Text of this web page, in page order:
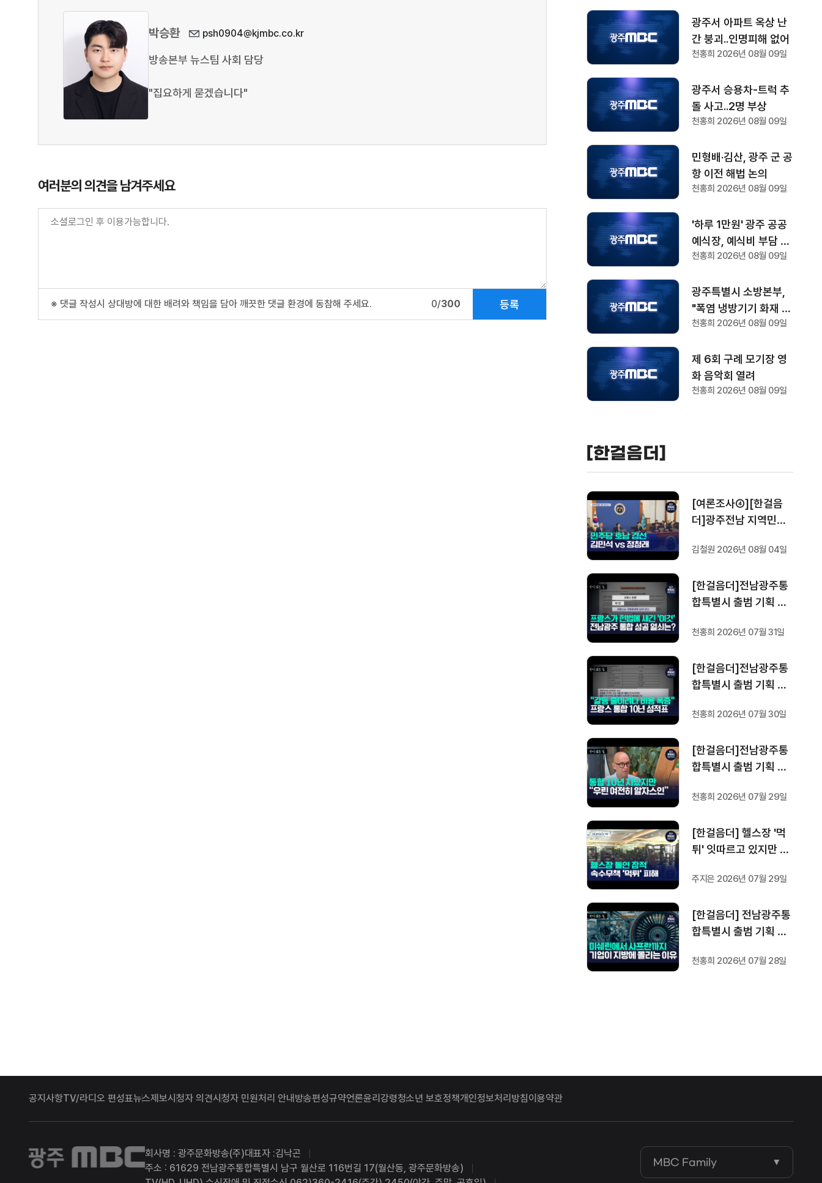
박승환 psh0904@kjmbc.co.kr
방송본부 뉴스팀 사회 담당
"집요하게 묻겠습니다"
여러분의 의견을 남겨주세요
※ 댓글 작성시 상대방에 대한 배려와 책임을 담아 깨끗한 댓글 환경에 동참해 주세요. 0/300 등록
광주서 아파트 옥상 난
간 붕괴..인명피해 없어
천홍희 2026년 08월 09일
광주서 승용차-트럭 추
돌 사고..2명 부상
천홍희 2026년 08월 09일
민형배·김산, 광주 군 공
항 이전 해법 논의
천홍희 2026년 08월 09일
'하루 1만원' 광주 공공
예식장, 예식비 부담 줄
여
천홍희 2026년 08월 09일
광주특별시 소방본부,
"폭염 냉방기기 화재 주
의"
천홍희 2026년 08월 09일
제 6회 구례 모기장 영
화 음악회 열려
천홍희 2026년 08월 09일
[한걸음더]
[여론조사④][한걸음
더]광주전남 지역민들
할까.. 변수는?
김철원 2026년 08월 04일
[한걸음더]전남광주통
합특별시 출범 기획 보
프랑스 헌법에 새긴 '지
성공 조건은?
천홍희 2026년 07월 31일
[한걸음더]전남광주통
합특별시 출범 기획 보
프랑스 지역 통합 10년
천홍희 2026년 07월 30일
[한걸음더]전남광주통
합특별시 출범 기획 보
프랑스 통합 10년 지났
자스인"
천홍희 2026년 07월 29일
[한걸음더] 헬스장 '먹
튀' 잇따르고 있지만 …
주지은 2026년 07월 29일
[한걸음더] 전남광주통
합특별시 출범 기획 보
지방이 주도한 투자..'유
천홍희 2026년 07월 28일
공지사항TV/라디오 편성표뉴스제보시청자 의견시청자 민원처리 안내 방송편성규약언론윤리강령청소년 보호정책개인정보처리방침이용약관
광주MBC 회사명 : 광주문화방송(주)대표자 :김낙곤
주소 : 61629 전남광주통합특별시 남구 월산로 116번길 17(월산동, 광주문화방송)
MBC Family